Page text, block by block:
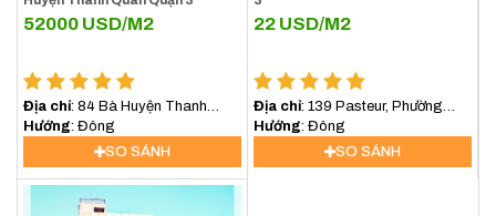
52000 USD/M2
Địa chỉ: 84 Bà Huyện Thanh
Quan, Xuân Hòa, Hồ Chí Minh,
Hướng : Đông
SO SÁNH
22 USD/M2
Địa chỉ: 139 Pasteur, Phường
Xuân Hòa, TP.HCM
Hướng : Đông
SO SÁNH